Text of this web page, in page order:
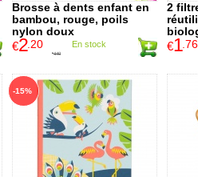
Brosse à dents enfant en
bambou, rouge, poils
nylon doux
€4.40
€2.20 En stock
2
€1 .76
-15%